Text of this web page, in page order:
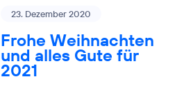
23. Dezember 2020
Frohe Weihnachten
und alles Gute für
2021